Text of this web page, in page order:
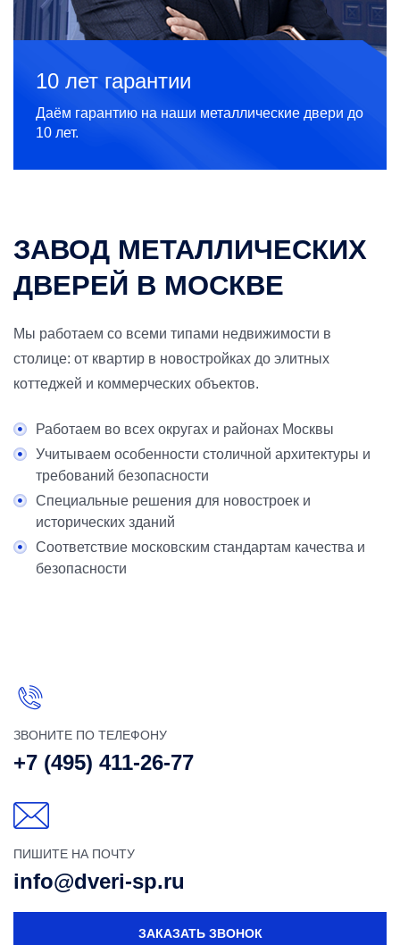
10 лет гарантии
Даём гарантию на наши металлические двери до
10 лет.
ЗАВОД МЕТАЛЛИЧЕСКИХ
ДВЕРЕЙ В МОСКВЕ
Мы работаем со всеми типами недвижимости в
столице: от квартир в новостройках до элитных
коттеджей и коммерческих объектов.
Работаем во всех округах и районах Москвы
Учитываем особенности столичной архитектуры и
требований безопасности
Специальные решения для новостроек и
исторических зданий
Соответствие московским стандартам качества и
безопасности
ЗВОНИТЕ ПО ТЕЛЕФОНУ
+7 (495) 411-26-77
ПИШИТЕ НА ПОЧТУ
info@dveri-sp.ru
ЗАКАЗАТЬ ЗВОНОК